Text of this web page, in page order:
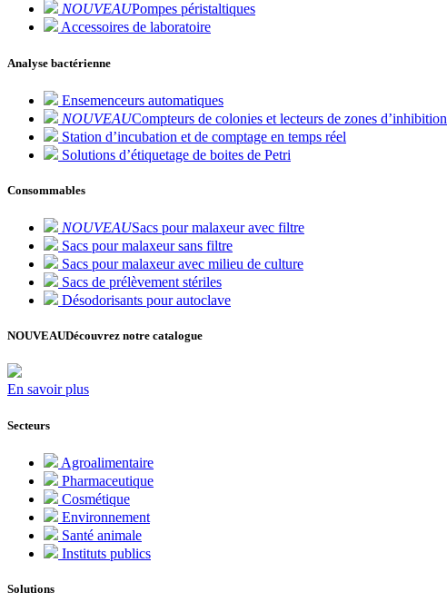
NOUVEAUPompes péristaltiques
Accessoires de laboratoire
Analyse bactérienne
Ensemenceurs automatiques
NOUVEAUCompteurs de colonies et lecteurs de zones d’inhibition
Station d’incubation et de comptage en temps réel
Solutions d’étiquetage de boites de Petri
Consommables
NOUVEAUSacs pour malaxeur avec filtre
Sacs pour malaxeur sans filtre
Sacs pour malaxeur avec milieu de culture
Sacs de prélèvement stériles
Désodorisants pour autoclave
NOUVEAUDécouvrez notre catalogue
En savoir plus
Secteurs
Agroalimentaire
Pharmaceutique
Cosmétique
Environnement
Santé animale
Instituts publics
Solutions